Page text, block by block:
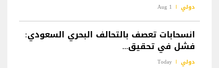
دولي 1 Aug
انسحابات تعصف بالتحالف البحري السعودي:
فشل في تحقيق...
دولي Today